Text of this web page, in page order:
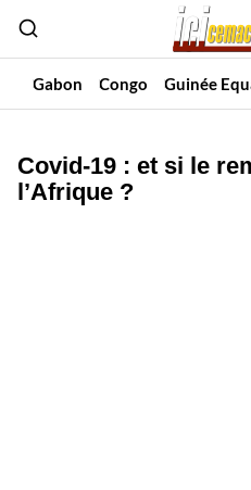
Gabon Congo Guinée
Covid-19 : et si le
l’Afrique ?